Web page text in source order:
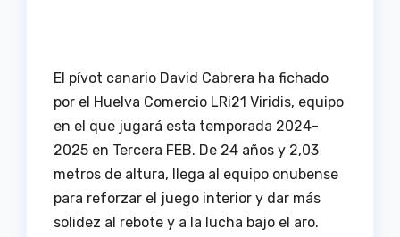
El pívot canario David Cabrera ha fichado
por el Huelva Comercio LRi21 Viridis, equipo
en el que jugará esta temporada 2024-
2025 en Tercera FEB. De 24 años y 2,03
metros de altura, llega al equipo onubense
para reforzar el juego interior y dar más
solidez al rebote y a la lucha bajo el aro.